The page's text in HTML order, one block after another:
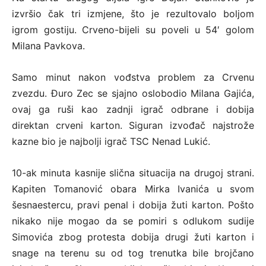
izvršio čak tri izmjene, što je rezultovalo boljom
igrom gostiju. Crveno-bijeli su poveli u 54′ golom
Milana Pavkova.
Samo minut nakon vođstva problem za Crvenu
zvezdu. Đuro Zec se sjajno oslobodio Milana Gajića,
ovaj ga ruši kao zadnji igrač odbrane i dobija
direktan crveni karton. Siguran izvođač najstrože
kazne bio je najbolji igrač TSC Nenad Lukić.
10-ak minuta kasnije slična situacija na drugoj strani.
Kapiten Tomanović obara Mirka Ivanića u svom
šesnaestercu, pravi penal i dobija žuti karton. Pošto
nikako nije mogao da se pomiri s odlukom sudije
Simovića zbog protesta dobija drugi žuti karton i
snage na terenu su od tog trenutka bile brojčano